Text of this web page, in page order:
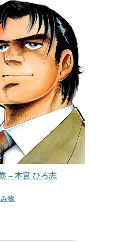
– 本宮 ひろ志
物